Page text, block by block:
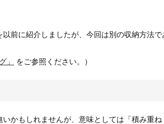
前に紹介しましたが、今回は別の収納方法で
」 をご参照ください。）
かもしれませんが、意味としては「積み重ね